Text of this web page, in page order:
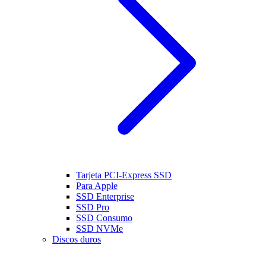
Tarjeta PCI-Express SSD
Para Apple
SSD Enterprise
SSD Pro
SSD Consumo
SSD NVMe
Discos duros